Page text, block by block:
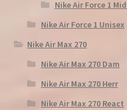
Nike Air Force 1
Nike Air Force 1 Unisex
Nike Air Max 270
Nike Air Max 270 Dam
Nike Air Max 270 Herr
Nike Air Max 270 React